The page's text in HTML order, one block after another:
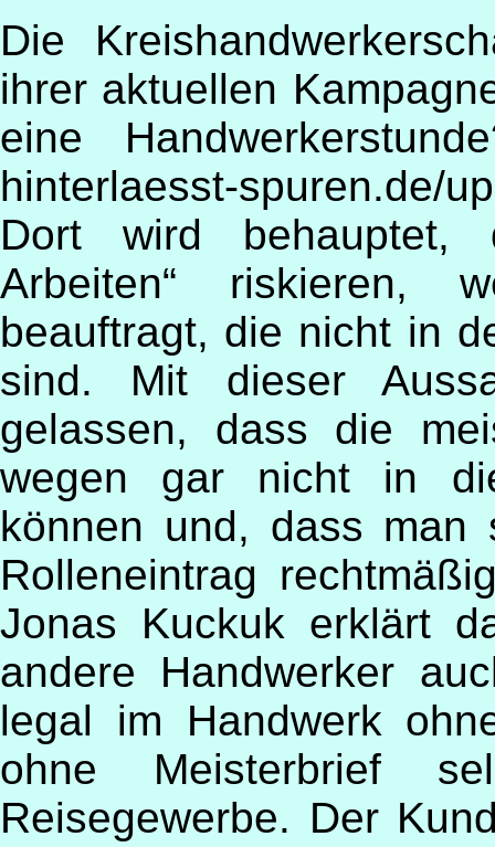
Die
ihrer aktuellen
eine
hinterlaesst-spuren.de/
Dort wird behauptet,
Arbeiten“ riskieren,
beauftragt, die nicht in
sind. Mit dieser
gelassen, dass die
wegen gar nicht in
können und, dass man
Rolleneintrag
Jonas Kuckuk erklärt
andere Handwerker
legal im Handwerk
ohne Meisterbrief
Reisegewerbe. Der